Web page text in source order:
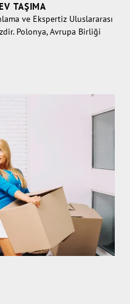
TAŞIMA
ve Ekspertiz Uluslararası
Polonya, Avrupa Birliği